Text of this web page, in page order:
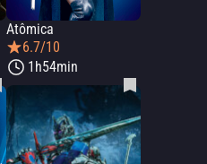
Atômica
6.7/10
1h54min